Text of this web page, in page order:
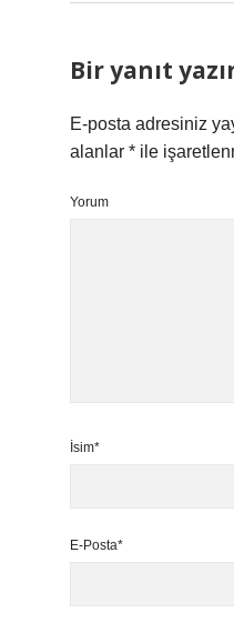
Bir yanıt
E-posta adresiniz
alanlar * ile
Yorum
İsim*
E-Posta*